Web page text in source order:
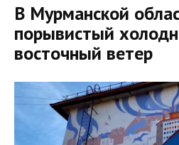
В Мурманской
порывистый
восточный ветер